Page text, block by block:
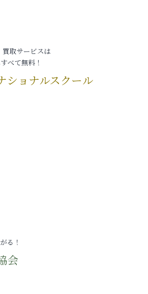
取サービスは
べて無料！
ショナルスクール
る！
会